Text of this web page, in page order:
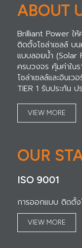
ABOUT
Brilliant Power ให้
ติดตั้งโซล่าเซลล์ บ
แบบลอยน้ำ (Solar
ครบวงจร คุ้มค่าใน
โซล่าเซลล์และอินเว
TIER 1 รับประกัน
VIEW MORE
OUR
ISO 9001
การออกแบบ ติดตั้ง
VIEW MORE